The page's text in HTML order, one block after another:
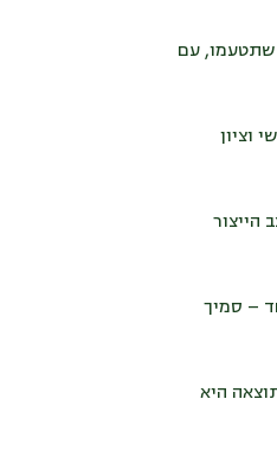
שתטעמו, עם
וציון
לקצב הייצור
– סמיך
היא